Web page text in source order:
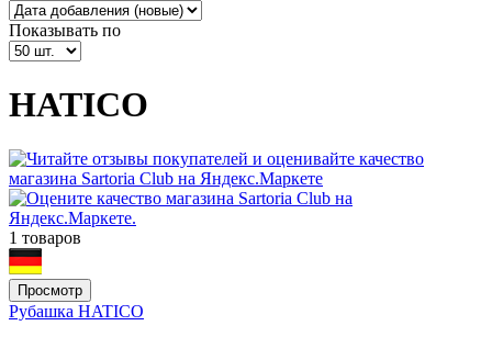
Показывать по
HATICO
1 товаров
Просмотр
Рубашка HATICO